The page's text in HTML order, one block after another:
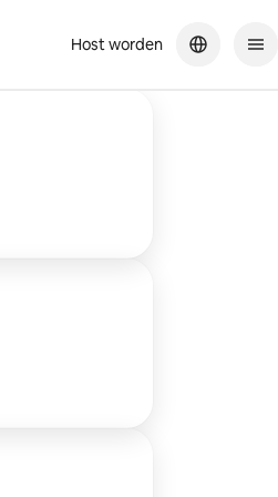
Host worden